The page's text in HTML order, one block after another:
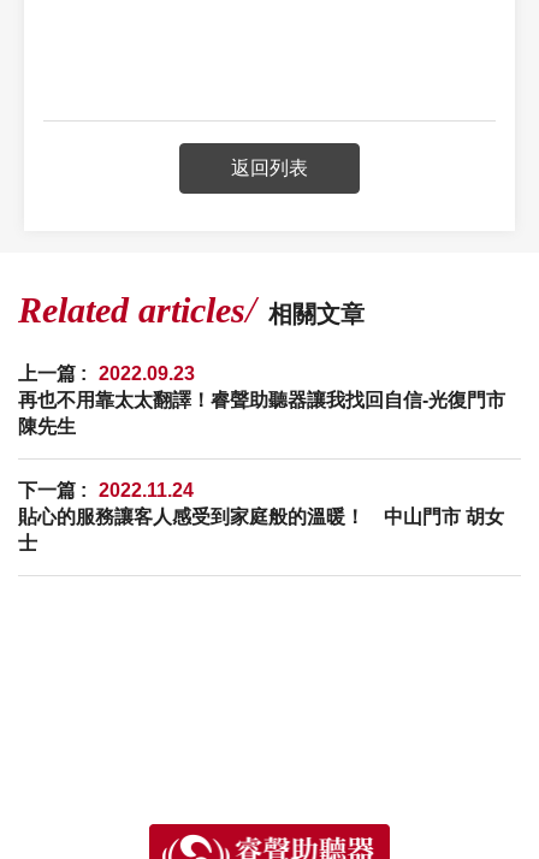
返回列表
Related articles 相關文章
上一篇 :
2022.09.23
再也不用靠太太翻譯！睿聲助聽器讓我找回自信-光復門市
陳先生
下一篇 :
2022.11.24
貼心的服務讓客人感受到家庭般的溫暖！ 中山門市 胡女
士